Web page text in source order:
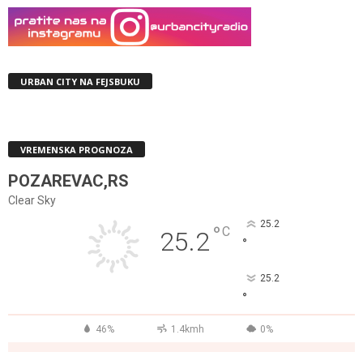
URBAN CITY NA FEJSBUKU
VREMENSKA PROGNOZA
POZAREVAC,RS
Clear Sky
25.2°C 25.2
°
25.2
°
46% 1.4kmh 0%